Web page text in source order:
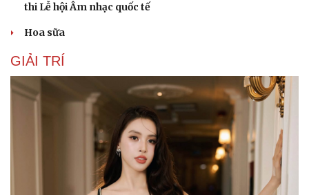
thi Lễ hội Âm nhạc quốc tế
Hoa sữa
GIẢI TRÍ